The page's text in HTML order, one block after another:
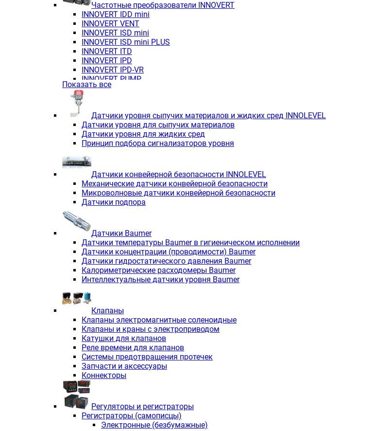
Частотные преобразователи INNOVERT
INNOVERT IDD mini
INNOVERT VENT
INNOVERT ISD mini
INNOVERT ISD mini PLUS
INNOVERT ITD
INNOVERT IРD
INNOVERT IРD-VR
INNOVERT PUMP
Показать все
Датчики уровня сыпучих материалов и жидких сред INNOLEVEL
Датчики уровня для сыпучих материалов
Датчики уровня для жидких сред
Принцип подбора сигнализаторов уровня
Датчики конвейерной безопасности INNOLEVEL
Механические датчики конвейерной безопасности
Микроволновые датчики конвейерной безопасности
Датчики подпора
Датчики Baumer
Датчики температуры Baumer в гигиеническом исполнении
Датчики концентрации (проводимости) Baumer
Датчики гидростатического давления Baumer
Калориметрические расходомеры Baumer
Интеллектуальные датчики уровня Baumer
Клапаны
Клапаны электромагнитные соленоидные
Клапаны и краны с электроприводом
Катушки для клапанов
Реле времени для клапанов
Системы предотвращения протечек
Запчасти и аксессуары
Коннекторы
Регуляторы и регистраторы
Регистраторы (самописцы)
Электронные (безбумажные)